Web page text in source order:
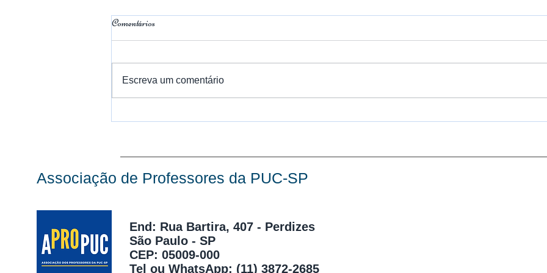
Comentários
Escreva um comentário
Associação de Professores da PUC-SP
End: Rua Bartira, 407 - Perdizes
São Paulo - SP
CEP: 05009-000
Tel ou WhatsApp: (11) 3872-2685